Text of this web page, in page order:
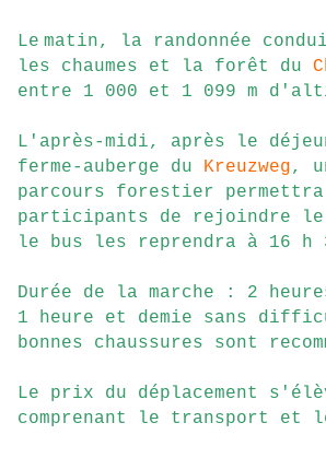
Le matin, la randonnée
les chaumes et la forêt du
entre 1 000 et 1 099 m
L' après-midi, après le
ferme-auberge du Kreuzweg,
parcours forestier permettra
participants de rejoindre le
le bus les reprendra à 16 h
Durée de la marche : 2
1 heure et demie sans
bonnes chaussures sont
Le prix du déplacement
comprenant le transport et